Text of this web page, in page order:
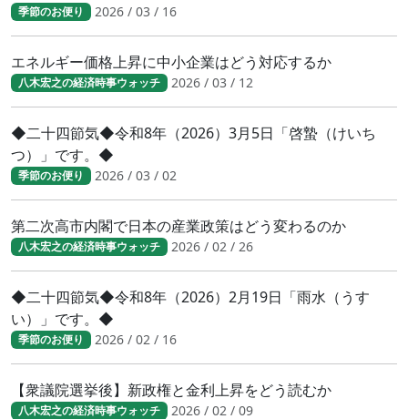
季節のお便り 2026 / 03 / 16
エネルギー価格上昇に中小企業はどう対応するか
八木宏之の経済時事ウォッチ 2026 / 03 / 12
◆二十四節気◆令和8年（2026）3月5日「啓蟄（けいち
つ）」です。◆
季節のお便り 2026 / 03 / 02
第二次高市内閣で日本の産業政策はどう変わるのか
八木宏之の経済時事ウォッチ 2026 / 02 / 26
◆二十四節気◆令和8年（2026）2月19日「雨水（うす
い）」です。◆
季節のお便り 2026 / 02 / 16
【衆議院選挙後】新政権と金利上昇をどう読むか
八木宏之の経済時事ウォッチ 2026 / 02 / 09